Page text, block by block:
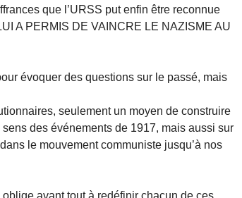
que l’URSS put enfin être reconnue
A PERMIS DE VAINCRE LE NAZISME AU
évoquer des questions sur le passé, mais
seulement un moyen de construire
des événements de 1917, mais aussi sur
le mouvement communiste jusqu’à nos